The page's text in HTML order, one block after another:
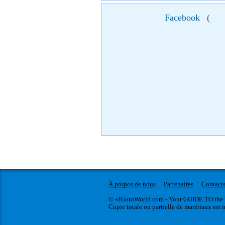
Facebook (
À propos de nous Partenaires
Contacts
© «IGotoWorld.com - Your GUIDE TO the
Copie totale ou partielle de matériaux est